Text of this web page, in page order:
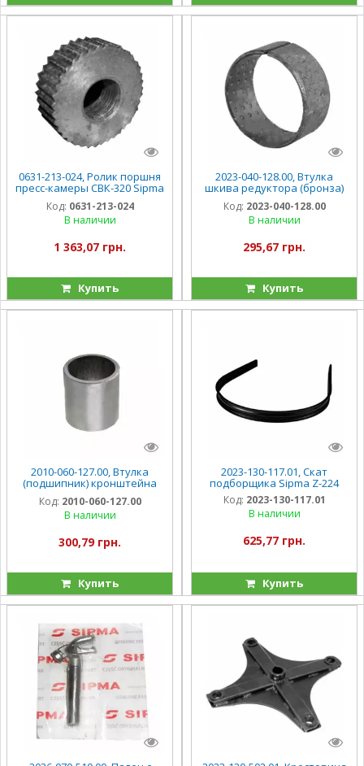
0631-213-024, Ролик поршня
пресс-камеры СВК-320 Sipma
Z-224, Фамарол
Код: 0631-213-024
В наличии
1 363,07 грн.
Купить
2023-040-128.00, Втулка
шкива редуктора (бронза)
Sipma Z-224
Код: 2023-040-128.00
В наличии
295,67 грн.
Купить
2010-060-127.00, Втулка
(подшипник) кронштейна
мотовила Sipma Z-224
Код: 2010-060-127.00
В наличии
300,79 грн.
Купить
2023-130-117.01, Скат
подборщика Sipma Z-224
Код: 2023-130-117.01
В наличии
625,77 грн.
Купить